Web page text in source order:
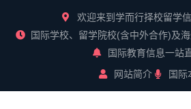
欢迎来到学而行择校留学
国际学校、留学院校(含中外合作)及
国际教育信息一站
网站简介
国际